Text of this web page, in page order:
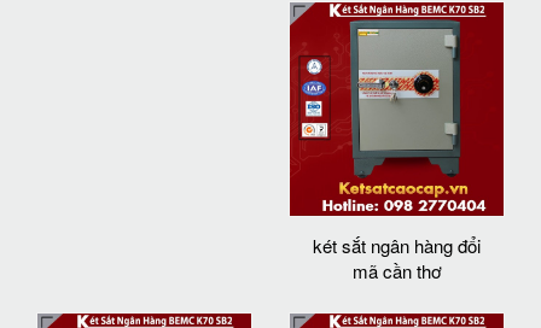
két sắt ngân hàng đổi
mã cần thơ